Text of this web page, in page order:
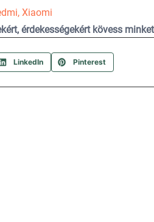
, Xiaomi
érdekességekért kövess
LinkedIn Pinterest